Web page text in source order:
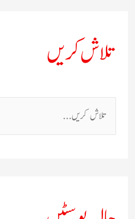
تلاش کریں
ل